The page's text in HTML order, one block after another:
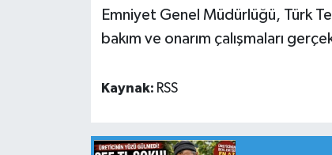
Emniyet Genel Müdürlüğü, Türk
bakım ve onarım çalışmaları
Kaynak: RSS